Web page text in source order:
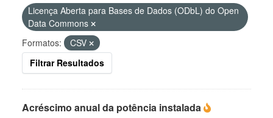
Licença Aberta para Bases de Dados (ODbL) do Open
Data Commons
Formatos:
CSV
Filtrar Resultados
Acréscimo anual da potência instalada